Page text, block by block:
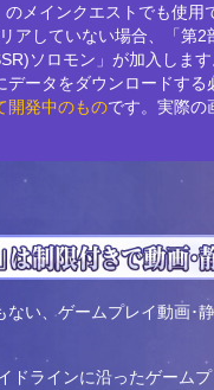
メインクエストでも使用
アしていない場合、「第2
ソロモン」が加入しま
ータをダウンロードする
開発中のものです。実際の
ない、ゲームプレイ動画･
ドラインに沿ったゲーム